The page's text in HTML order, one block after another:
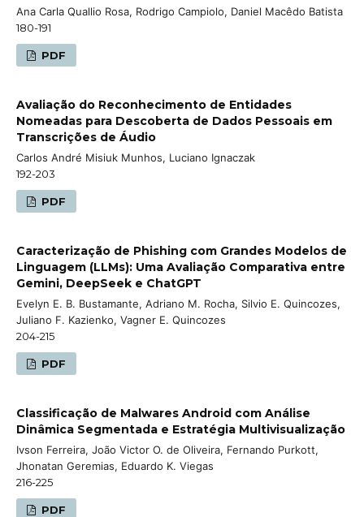
Ana Carla Quallio Rosa, Rodrigo Campiolo, Daniel Macêdo Batista
180-191
PDF
Avaliação do Reconhecimento de Entidades
Nomeadas para Descoberta de Dados Pessoais em
Transcrições de Áudio
Carlos André Misiuk Munhos, Luciano Ignaczak
192-203
PDF
Caracterização de Phishing com Grandes Modelos de
Linguagem (LLMs): Uma Avaliação Comparativa entre
Gemini, DeepSeek e ChatGPT
Evelyn E. B. Bustamante, Adriano M. Rocha, Silvio E. Quincozes,
Juliano F. Kazienko, Vagner E. Quincozes
204-215
PDF
Classificação de Malwares Android com Análise
Dinâmica Segmentada e Estratégia Multivisualização
Ivson Ferreira, João Victor O. de Oliveira, Fernando Purkott,
Jhonatan Geremias, Eduardo K. Viegas
216-225
PDF